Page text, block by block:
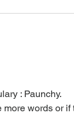
: Paunchy.
words or